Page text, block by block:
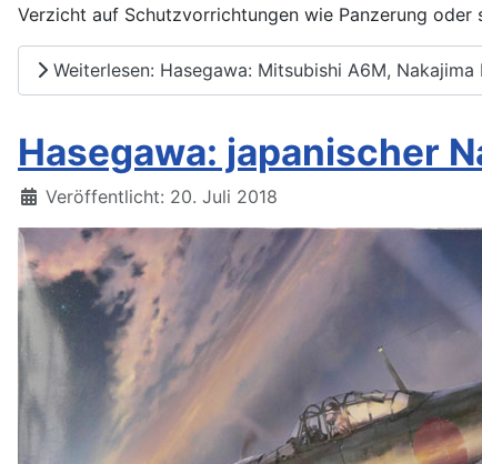
Verzicht auf Schutzvorrichtungen wie Panzerung
Weiterlesen: Hasegawa: Mitsubishi A6M,
Hasegawa: japanischer
Details
Veröffentlicht: 20. Juli 2018